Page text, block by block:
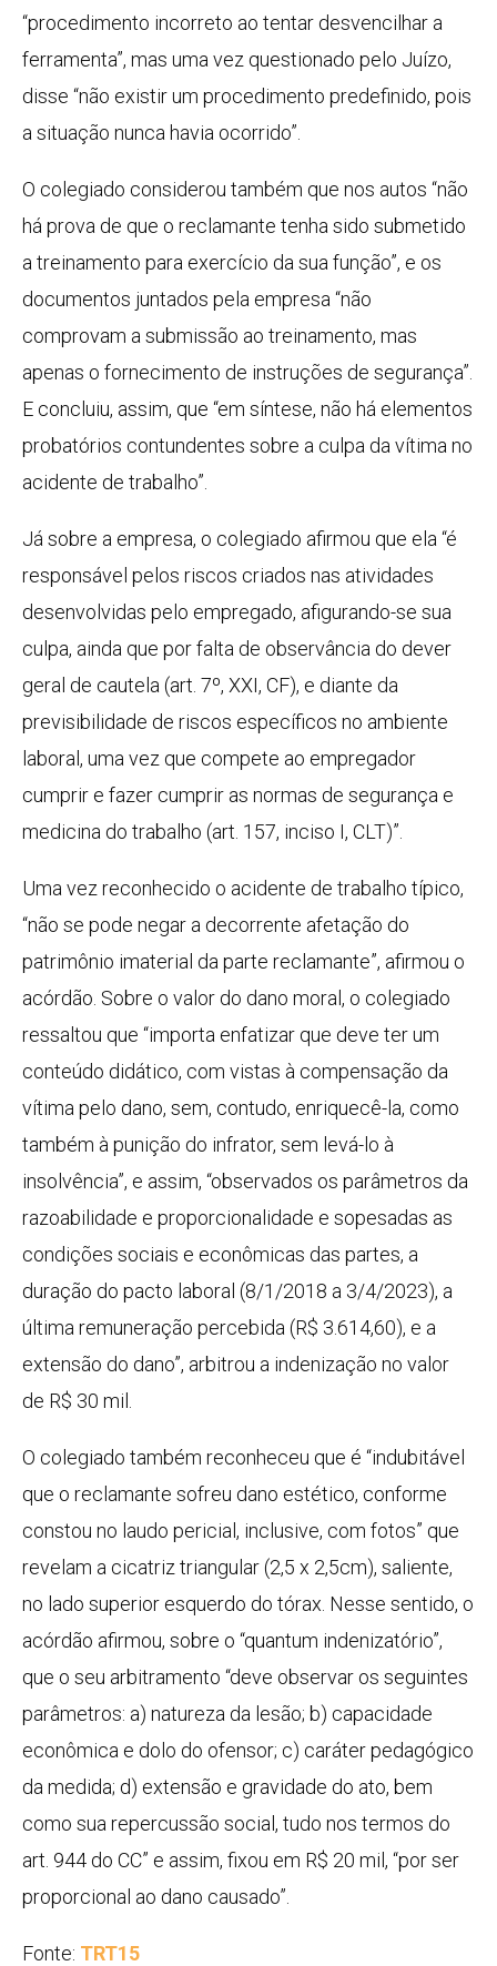
“procedimento incorreto ao tentar desvencilhar a
ferramenta”, mas uma vez questionado pelo Juízo,
disse “não existir um procedimento predefinido, pois
a situação nunca havia ocorrido”.
O colegiado considerou também que nos autos “não
há prova de que o reclamante tenha sido submetido
a treinamento para exercício da sua função”, e os
documentos juntados pela empresa “não
comprovam a submissão ao treinamento, mas
apenas o fornecimento de instruções de segurança”.
E concluiu, assim, que “em síntese, não há elementos
probatórios contundentes sobre a culpa da vítima no
acidente de trabalho”.
Já sobre a empresa, o colegiado afirmou que ela “é
responsável pelos riscos criados nas atividades
desenvolvidas pelo empregado, afigurando-se sua
culpa, ainda que por falta de observância do dever
geral de cautela (art. 7º, XXI, CF), e diante da
previsibilidade de riscos específicos no ambiente
laboral, uma vez que compete ao empregador
cumprir e fazer cumprir as normas de segurança e
medicina do trabalho (art. 157, inciso I, CLT)”.
Uma vez reconhecido o acidente de trabalho típico,
“não se pode negar a decorrente afetação do
patrimônio imaterial da parte reclamante”, afirmou o
acórdão. Sobre o valor do dano moral, o colegiado
ressaltou que “importa enfatizar que deve ter um
conteúdo didático, com vistas à compensação da
vítima pelo dano, sem, contudo, enriquecê-la, como
também à punição do infrator, sem levá-lo à
insolvência”, e assim, “observados os parâmetros da
razoabilidade e proporcionalidade e sopesadas as
condições sociais e econômicas das partes, a
duração do pacto laboral (8/1/2018 a 3/4/2023), a
última remuneração percebida (R$ 3.614,60), e a
extensão do dano”, arbitrou a indenização no valor
de R$ 30 mil.
O colegiado também reconheceu que é “indubitável
que o reclamante sofreu dano estético, conforme
constou no laudo pericial, inclusive, com fotos” que
revelam a cicatriz triangular (2,5 x 2,5cm), saliente,
no lado superior esquerdo do tórax. Nesse sentido, o
acórdão afirmou, sobre o “quantum indenizatório”,
que o seu arbitramento “deve observar os seguintes
parâmetros: a) natureza da lesão; b) capacidade
econômica e dolo do ofensor; c) caráter pedagógico
da medida; d) extensão e gravidade do ato, bem
como sua repercussão social, tudo nos termos do
art. 944 do CC” e assim, fixou em R$ 20 mil, “por ser
proporcional ao dano causado”.
Fonte: TRT15